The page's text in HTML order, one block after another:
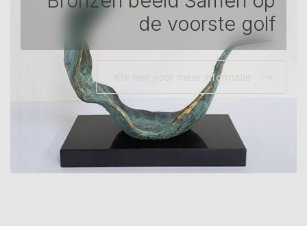
de voorste golf
Klik hier voor meer informatie